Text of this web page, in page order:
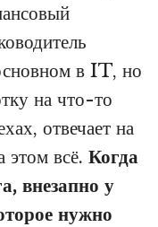
в IT, но
на что-то
отвечает на
этом всё. Когда
внезапно у
нужно